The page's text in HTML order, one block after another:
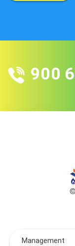
900
Management